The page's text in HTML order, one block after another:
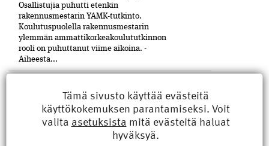
Osallistujia puhutti etenkin
rakennusmestarin YAMK-tutkinto.
Koulutuspuolella rakennusmestarin
ylemmän ammattikorkeakoulututkinnon
rooli on puhuttanut viime ­aikoina. ­
Aiheesta...
Hallituksen jäsen esittelyssä:
Antti Mäkelä uskaltaa kysyä
Rakennusinsinööri Antti Mäkelä, 60, on ollut
yhdistysaktiivi siitä saakka, kun hänestä tuli
21-vuo­tiaana Petäjäskosken nuoriso­seuran
Tämä sivusto käyttää evästeitä
käyttökokemuksen parantamiseksi. Voit
valita asetuksista mitä evästeitä haluat
hyväksyä.